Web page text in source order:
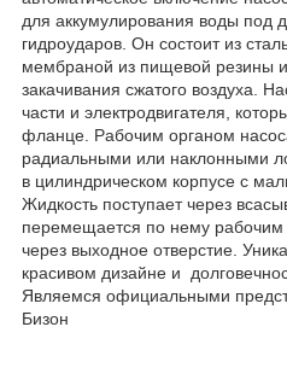
для аккумулирования воды под
гидроударов. Он состоит из
мембраной из пищевой резины
закачивания сжатого воздуха.
части и электродвигателя,
фланце. Рабочим органом
радиальными или наклонными
в цилиндрическом корпусе с
Жидкость поступает через
перемещается по нему рабочим
через выходное отверстие.
красивом дизайне и
Являемся официальными
Бизон